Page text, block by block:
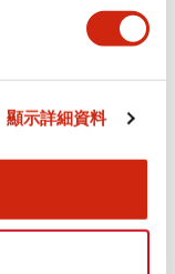
顯示詳細資料